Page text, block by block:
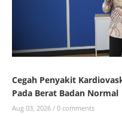
Cegah Penyakit
Pada Berat Badan Normal
Aug 03, 2026 / 0 comments